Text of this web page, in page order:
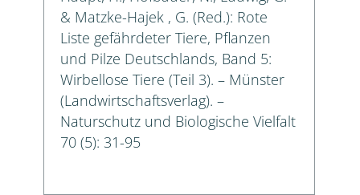
& Matzke-Hajek , G. (Red.): Rote
Liste gefährdeter Tiere, Pflanzen
und Pilze Deutschlands, Band 5:
Wirbellose Tiere (Teil 3). – Münster
(Landwirtschaftsverlag). –
Naturschutz und Biologische Vielfalt
70 (5): 31-95